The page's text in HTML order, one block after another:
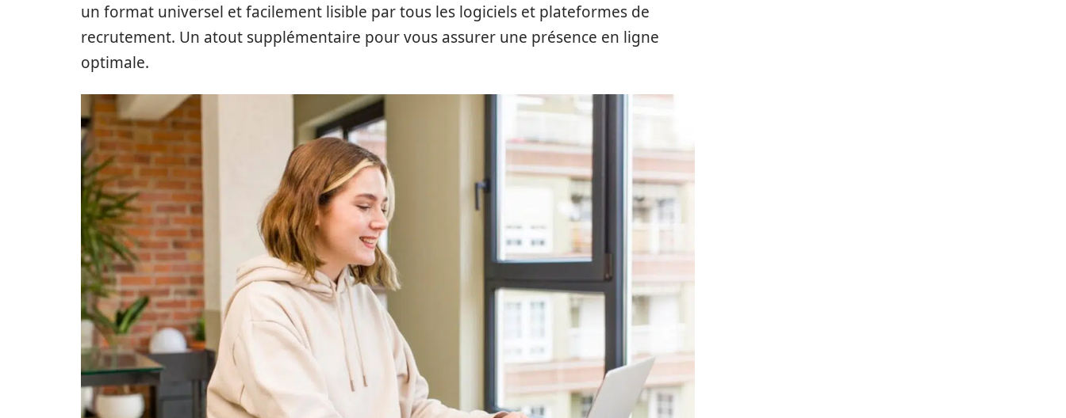
un format universel et facilement lisible par tous les logiciels et plateformes de
recrutement. Un atout supplémentaire pour vous assurer une présence en ligne
optimale.